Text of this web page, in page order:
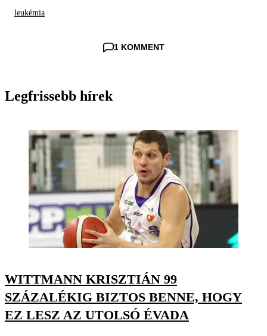
leukémia
1 KOMMENT
Legfrissebb hírek
WITTMANN KRISZTIÁN 99
SZÁZALÉKIG BIZTOS BENNE, HOGY
EZ LESZ AZ UTOLSÓ ÉVADA